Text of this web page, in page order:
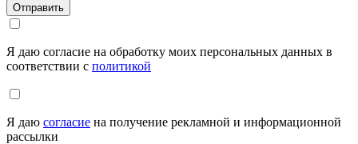
Отправить
Я даю согласие на обработку моих персональных данных в
соответствии с политикой
Я даю согласие на получение рекламной и информационной
рассылки